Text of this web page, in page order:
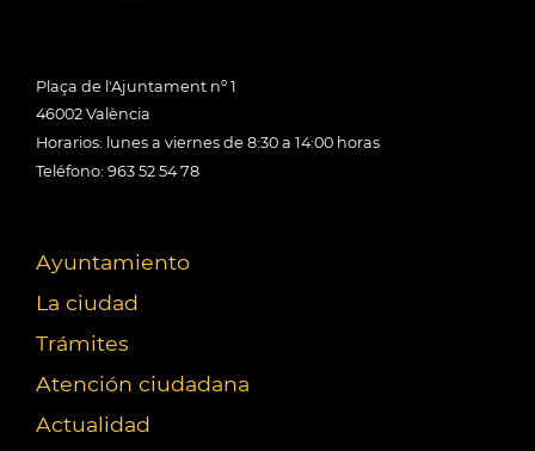
Plaça de l'Ajuntament nº 1
46002 València
Horarios: lunes a viernes de 8:30 a 14:00 horas
Teléfono: 963 52 54 78
Ayuntamiento
La ciudad
Trámites
Atención ciudadana
Actualidad